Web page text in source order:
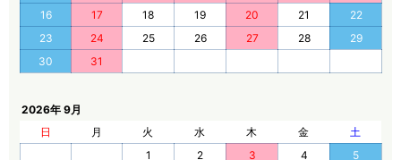
16
17 18 19 20 21
22
23
24 25 26 27 28
29
30
31
2026年 9月
日
月 火 水 木 金
土
1
2 3 4
5